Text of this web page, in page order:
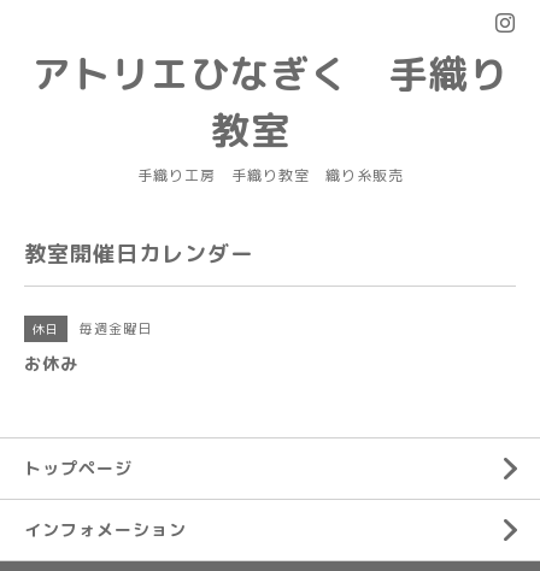
アトリエひなぎく 手織り
教室
手織り工房 手織り教室 織り糸販売
教室開催日カレンダー
休日 毎週金曜日
お休み
トップページ
インフォメーション